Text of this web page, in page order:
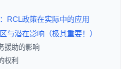
RCL政策在实际中的应用
与潜在影响（极其重要！）
援助的影响
权利